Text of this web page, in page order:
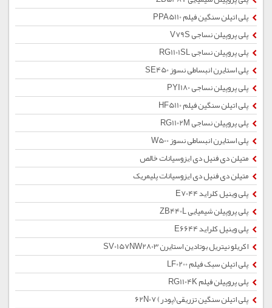
پلی اتیلن سنگین فیلم PPA5110
پلی پروپیلن نساجی V79S
پلی پروپیلن نساجی RG1101SL
پلی استایرن انبساطی نسوز SE450
پلی پروپیلن نساجی PYI180
پلی اتیلن سنگین فیلم HF5110
پلی پروپیلن نساجی RG1102M
پلی استایرن انبساطی نسوز W500
متیلن دی فنیل دی ایزوسیانات خالص
متیلن دی فنیل دی ایزوسیانات پلیمریک
پلی وینیل کلراید E7044
پلی پروپیلن شیمیایی ZB440L
پلی وینیل کلراید E6644
اکریلو نیتریل بوتادین استایرن SV0157NW2803
پلی اتیلن سبک فیلم LF0200
پلی پروپیلن فیلم RG1104K
پلی اتیلن سنگین تزریقی(پودر) 62N07